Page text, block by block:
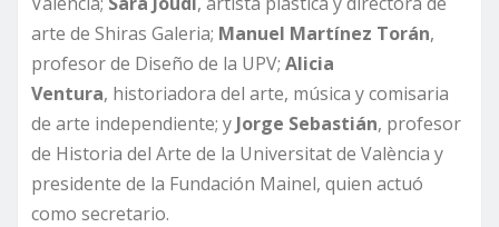
arte de Shiras Galeria; Manuel Martínez Torán,
profesor de Diseño de la UPV; Alicia
Ventura, historiadora del arte, música y comisaria
de arte independiente; y Jorge Sebastián, profesor
de Historia del Arte de la Universitat de València y
presidente de la Fundación Mainel, quien actuó
como secretario.